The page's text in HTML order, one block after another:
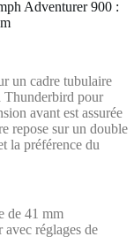
Adventurer 900 :
un cadre tubulaire
Thunderbird pour
avant est assurée
repose sur un double
la préférence du
de 41 mm
avec réglages de